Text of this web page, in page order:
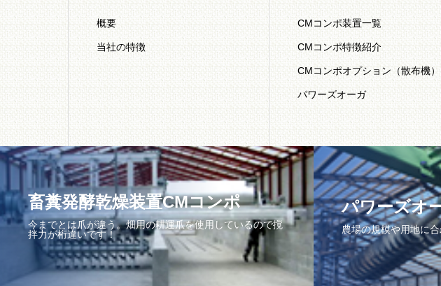
概要
当社の特徴
CMコンポ装置一覧
CMコンポ特徴紹介
CMコンポオプション（散布機）
パワーズオーガ
畜糞発酵乾燥装置CMコンポ
今までとは爪が違う。畑用の耕運爪を使用しているので撹
拌力が桁違いです！
パワーズオ
農場の規模や用地に